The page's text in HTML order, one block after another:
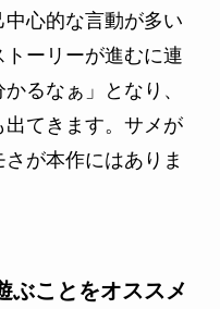
心的な言動が多い
ーリーが進むに連
るなぁ」
となり、
てきます。サメが
が本作にはありま
ぶことをオススメ